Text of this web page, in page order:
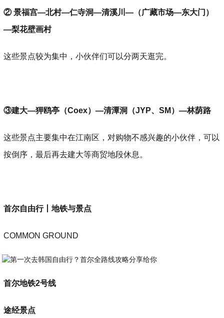
② 景福宫—北村—仁寺洞—清溪川—（广藏市场—东大门）
—梨花壁画村
这些景点较为集中，小伙伴们可以分两天逛完。
③建大—狎鸥亭（Coex）—清潭洞（JYP、SM）—林荫路
这些景点主要集中在江南区，对购物不感兴趣的小伙伴，可以
按倒序，最后再去建大等商贸地段休息。
首尔自由行丨地铁与景点
COMMON GROUND
首尔地铁2号线
途经景点